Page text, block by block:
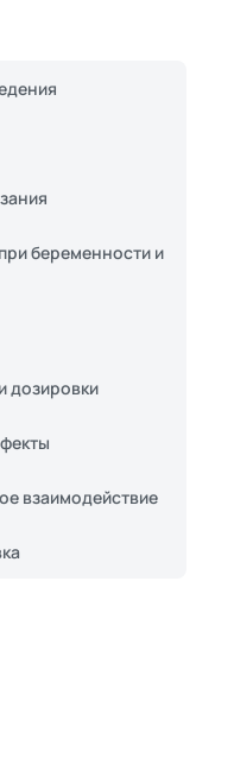
беременности и
дозировки
взаимодействие